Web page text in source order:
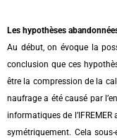
Les hypothèses
Au début, on évoque la
conclusion que ces
être la compression de la
naufrage a été causé par
informatiques de
symétriquement. Cela